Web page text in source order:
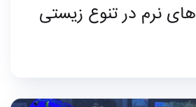
نرم در تنوع زیستی